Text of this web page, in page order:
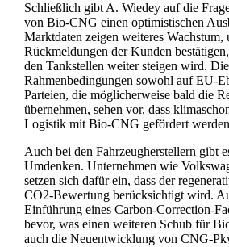
Schließlich gibt A. Wiedey auf die
von Bio-CNG einen optimistischen
Marktdaten zeigen weiteres Wachstum,
Rückmeldungen der Kunden
den Tankstellen weiter steigen wird.
Rahmenbedingungen sowohl auf EU-
Parteien, die möglicherweise bald die
übernehmen, sehen vor, dass
Logistik mit Bio-CNG gefördert
Auch bei den Fahrzeugherstellern gibt
Umdenken. Unternehmen wie
setzen sich dafür ein, dass der
CO2-Bewertung berücksichtigt wird.
Einführung eines Carbon-Correction-
bevor, was einen weiteren Schub für
auch die Neuentwicklung von CNG-